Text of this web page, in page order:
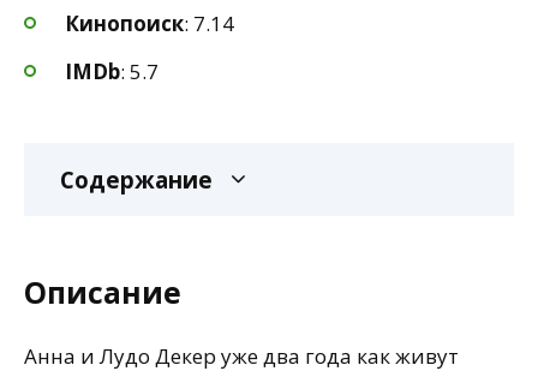
Кинопоиск: 7.14
IMDb: 5.7
Содержание
Описание
Анна и Лудо Декер уже два года как живут